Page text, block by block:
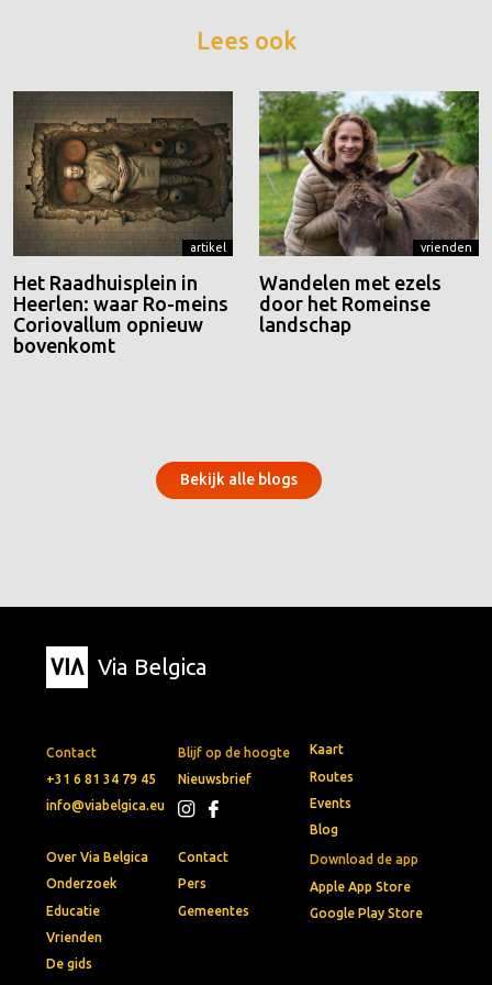
Lees ook
artikel
Het Raadhuisplein in
Heerlen: waar Ro-meins
Coriovallum opnieuw
bovenkomt
vrienden
Wandelen met ezels
door het Romeinse
landschap
Bekijk alle blogs
Via Belgica
Contact
+31 6 81 34 79 45
info@viabelgica.eu
Blijf op de hoogte
Nieuwsbrief
Download de app
Apple App Store
Google Play Store
Kaart
Routes
Events
Blog
Over Via Belgica
Onderzoek
Educatie
Vrienden
De gids
Contact
Pers
Gemeentes